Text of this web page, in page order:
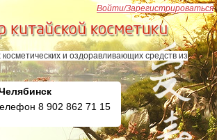
содержанию
и оздоравливающих средств из
8 902 862 71 15
Войти/Зарегистрироваться